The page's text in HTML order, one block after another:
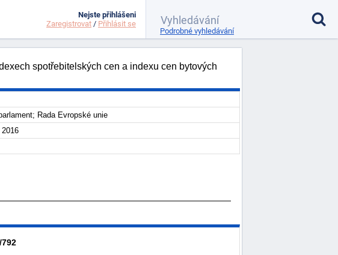
spotřebitelských cen a indexu cen bytových
Rada Evropské unie
792
Nejste přihlášeni
Zaregistrovat / Přihlásit se
Podrobné vyhledávání